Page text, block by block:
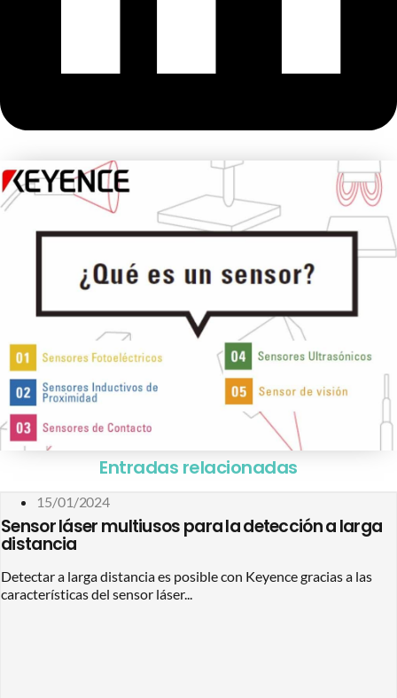
Entradas relacionadas
15/01/2024
Sensor láser multiusos para la detección a larga
distancia
Detectar a larga distancia es posible con Keyence gracias a las
características del sensor láser...